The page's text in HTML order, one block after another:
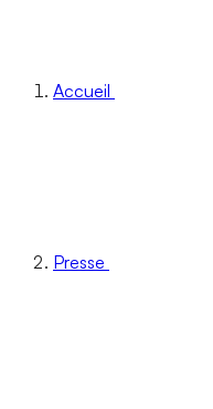
Accueil
Presse